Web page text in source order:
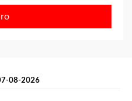
08-2026